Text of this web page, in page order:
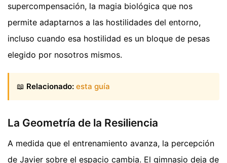
supercompensación, la magia biológica que nos
permite adaptarnos a las hostilidades del entorno,
incluso cuando esa hostilidad es un bloque de pesas
elegido por nosotros mismos.
📖 Relacionado: esta guía
La Geometría de la Resiliencia
A medida que el entrenamiento avanza, la percepción
de Javier sobre el espacio cambia. El gimnasio deja de